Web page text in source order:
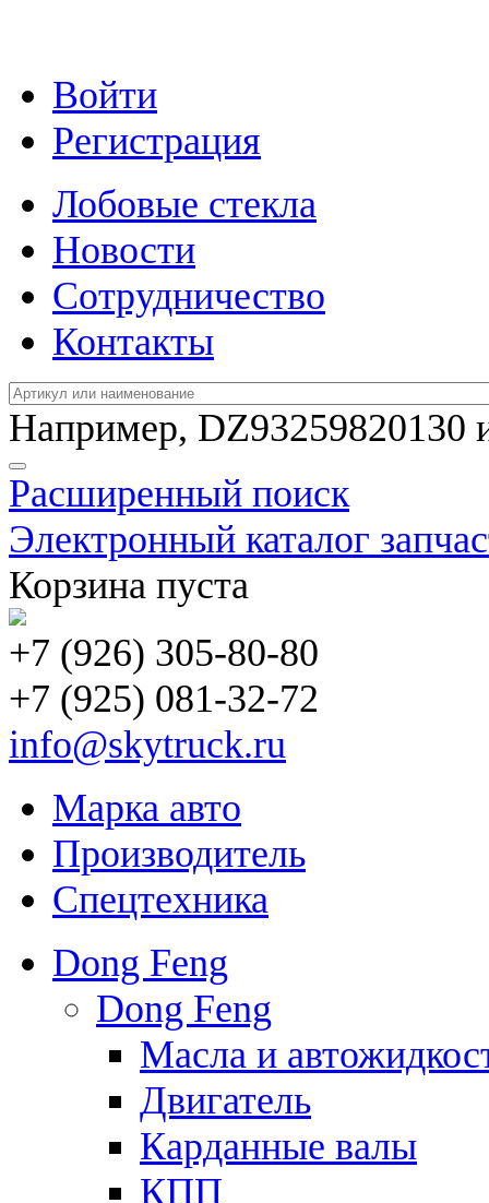
Войти
Регистрация
Лобовые стекла
Новости
Сотрудничество
Контакты
Например, DZ93259820130
Расширенный поиск
Электронный каталог
Корзина пуста
+7 (926) 305-80-80
+7 (925) 081-32-72
info@skytruck.ru
Марка авто
Производитель
Спецтехника
Dong Feng
Dong Feng
Масла и
Двигатель
Карданные валы
КПП